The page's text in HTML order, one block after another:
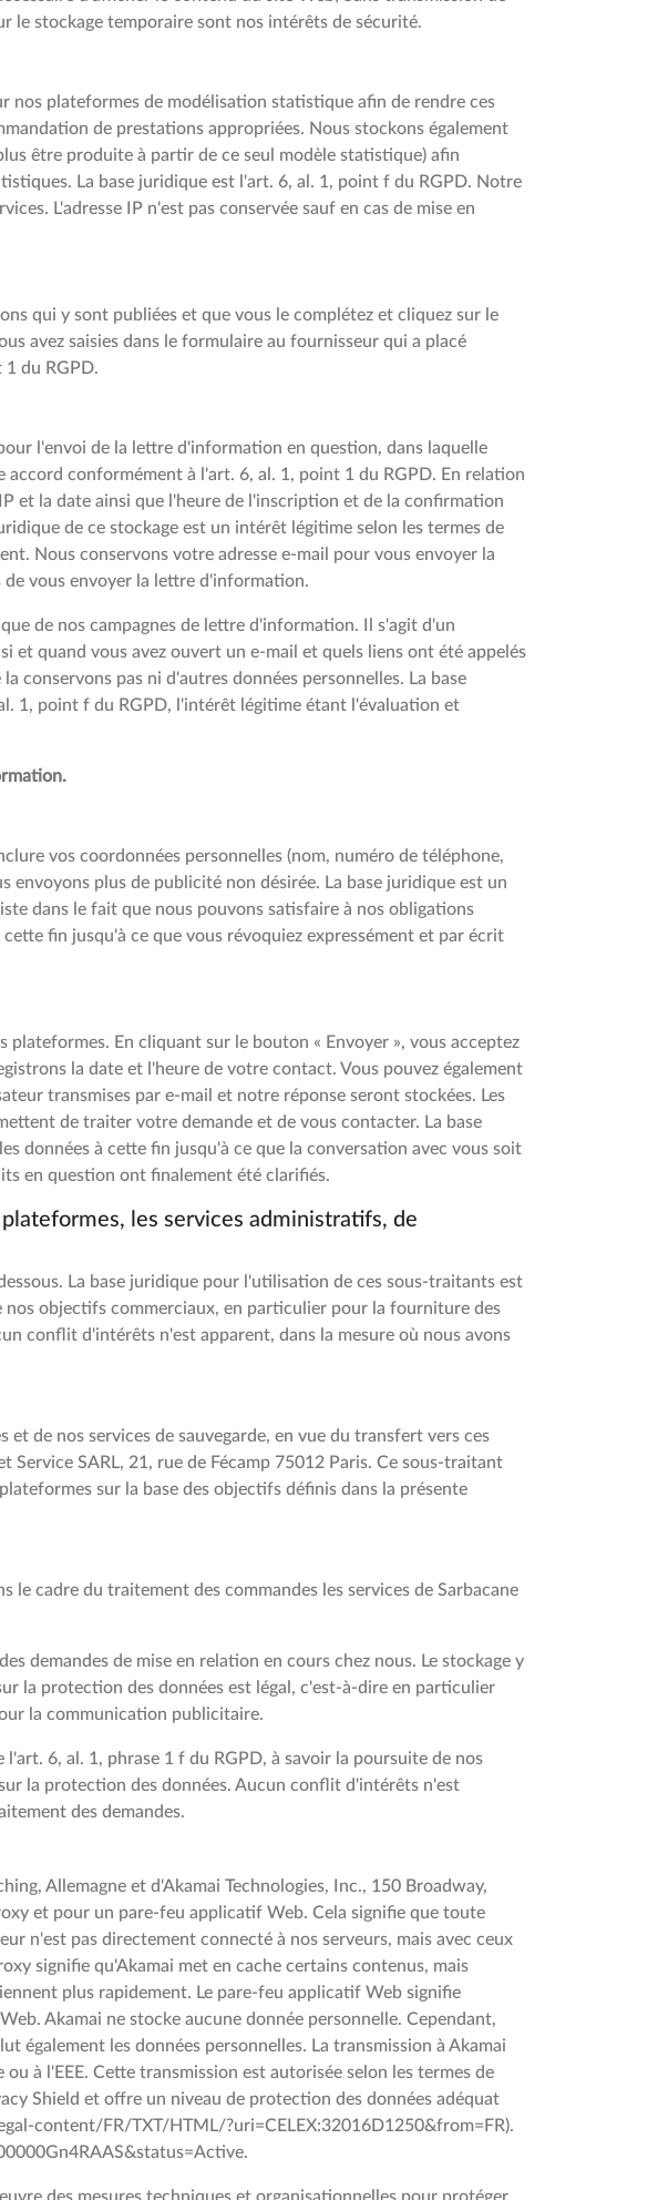
le stockage temporaire sont nos intérêts de sécurité.
plateformes de modélisation statistique afin de rendre ces
de prestations appropriées. Nous stockons également
être produite à partir de ce seul modèle statistique) afin
La base juridique est l'art. 6, al. 1, point f du RGPD. Notre
L'adresse IP n'est pas conservée sauf en cas de mise en
qui y sont publiées et que vous le complétez et cliquez sur le
avez saisies dans le formulaire au fournisseur qui a placé
du RGPD.
l'envoi de la lettre d'information en question, dans laquelle
conformément à l'art. 6, al. 1, point 1 du RGPD. En relation
et la date ainsi que l'heure de l'inscription et de la confirmation
de ce stockage est un intérêt légitime selon les termes de
Nous conservons votre adresse e-mail pour vous envoyer la
vous envoyer la lettre d'information.
de nos campagnes de lettre d'information. Il s'agit d'un
quand vous avez ouvert un e-mail et quels liens ont été appelés
conservons pas ni d'autres données personnelles. La base
1, point f du RGPD, l'intérêt légitime étant l'évaluation et
vos coordonnées personnelles (nom, numéro de téléphone,
envoyons plus de publicité non désirée. La base juridique est un
dans le fait que nous pouvons satisfaire à nos obligations
fin jusqu'à ce que vous révoquiez expressément et par écrit
En cliquant sur le bouton « Envoyer », vous acceptez
la date et l'heure de votre contact. Vous pouvez également
transmises par e-mail et notre réponse seront stockées. Les
de traiter votre demande et de vous contacter. La base
données à cette fin jusqu'à ce que la conversation avec vous soit
en question ont finalement été clarifiés.
les services administratifs, de
La base juridique pour l'utilisation de ces sous-traitants est
objectifs commerciaux, en particulier pour la fourniture des
conflit d'intérêts n'est apparent, dans la mesure où nous avons
de nos services de sauvegarde, en vue du transfert vers ces
SARL, 21, rue de Fécamp 75012 Paris. Ce sous-traitant
sur la base des objectifs définis dans la présente
le cadre du traitement des commandes les services de Sarbacane
demandes de mise en relation en cours chez nous. Le stockage y
la protection des données est légal, c'est-à-dire en particulier
la communication publicitaire.
6, al. 1, phrase 1 f du RGPD, à savoir la poursuite de nos
la protection des données. Aucun conflit d'intérêts n'est
des demandes.
Allemagne et d'Akamai Technologies, Inc., 150 Broadway,
et pour un pare-feu applicatif Web. Cela signifie que toute
n'est pas directement connecté à nos serveurs, mais avec ceux
signifie qu'Akamai met en cache certains contenus, mais
plus rapidement. Le pare-feu applicatif Web signifie
Akamai ne stocke aucune donnée personnelle. Cependant,
également les données personnelles. La transmission à Akamai
à l'EEE. Cette transmission est autorisée selon les termes de
Shield et offre un niveau de protection des données adéquat
content/FR/TXT/HTML/?uri=CELEX:32016D1250&from=FR).